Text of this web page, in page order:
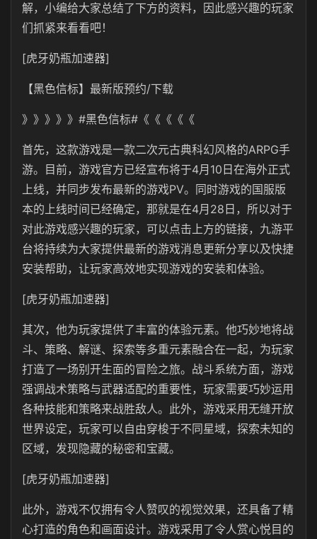
解，小编给大家总结了下方的资料，因此感兴趣的玩家
们抓紧来看看吧！
[虎牙奶瓶加速器]
【黑色信标】最新版预约/下载
》》》》》#黑色信标#《《《《《
首先，这款游戏是一款二次元古典科幻风格的ARPG手
游。目前，游戏官方已经宣布将于4月10日在海外正式
上线，并同步发布最新的游戏PV。同时游戏的国服版
本的上线时间已经确定，那就是在4月28日，所以对于
对此游戏感兴趣的玩家，可以点击上方的链接，九游平
台将持续为大家提供最新的游戏消息更新分享以及快捷
安装帮助，让玩家高效地实现游戏的安装和体验。
[虎牙奶瓶加速器]
其次，他为玩家提供了丰富的体验元素。他巧妙地将战
斗、策略、解谜、探索等多重元素融合在一起，为玩家
打造了一场别开生面的冒险之旅。战斗系统方面，游戏
强调战术策略与武器适配的重要性，玩家需要巧妙运用
各种技能和策略来战胜敌人。此外，游戏采用无缝开放
世界设定，玩家可以自由穿梭于不同星域，探索未知的
区域，发现隐藏的秘密和宝藏。
[虎牙奶瓶加速器]
此外，游戏不仅拥有令人赞叹的视觉效果，还具备了精
心打造的角色和画面设计。游戏采用了令人赏心悦目的